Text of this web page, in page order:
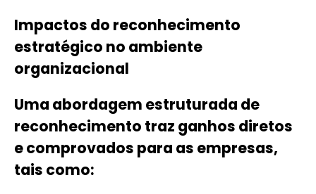
Impactos do reconhecimento
estratégico no ambiente
organizacional
Uma abordagem estruturada de
reconhecimento traz ganhos diretos
e comprovados para as empresas,
tais como: